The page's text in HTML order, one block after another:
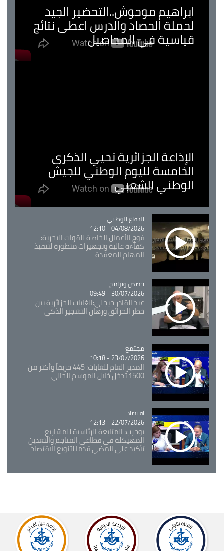
ابراهيم موحوش..التحضير الجيد
لحملة الحصاد والدرس اعطى نتائج
قياسية في المحاصيل
الإذاعة الجزائرية تحيي الذكرى
الخامسة لليوم الوطني للجيش
الوطني الشعبي
Catégorie
الدفاع الوطني
04/08/2026 - 12:10
فوج الأعمال الخاصة للقوات البحرية:
كفاءة عالية وتجهيزات متطورة لتنفيذ
المهام المعقدة
Catégorie
حصص وبرامج
30/07/2026 - 09:49
عبد القادر جيجلي:الغابات الجزائرية بين
خطر الحرائق ورهان التشجير الذكي
Catégorie
مجتمع
23/07/2026 - 10:18
المدير العام للغابات: 445 حريقاً وأكثر من
1500 تدخل خلال الموسم الحالي
Catégorie
اقتصاد
22/07/2026 - 12:13
بوحرب: المتابعة الرئاسية للمشاريع
المهيكلة في قطاعي المناجم والتعدين
تأكيد على المضي قدما لتنويع الاقتصاد